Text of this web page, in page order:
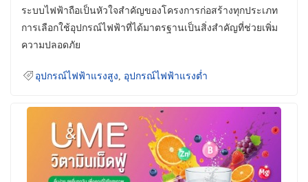
ระบบไฟฟ้าถือเป็นหัวใจสำคัญของโครงการก่อสร้างทุกประเภท
การเลือกใช้อุปกรณ์ไฟฟ้าที่ได้มาตรฐานเป็นสิ่งสำคัญที่ช่วยเพิ่ม
ความปลอดภัย
อุปกรณ์ไฟฟ้าแรงสูง อุปกรณ์ไฟฟ้าแรงต่ำ